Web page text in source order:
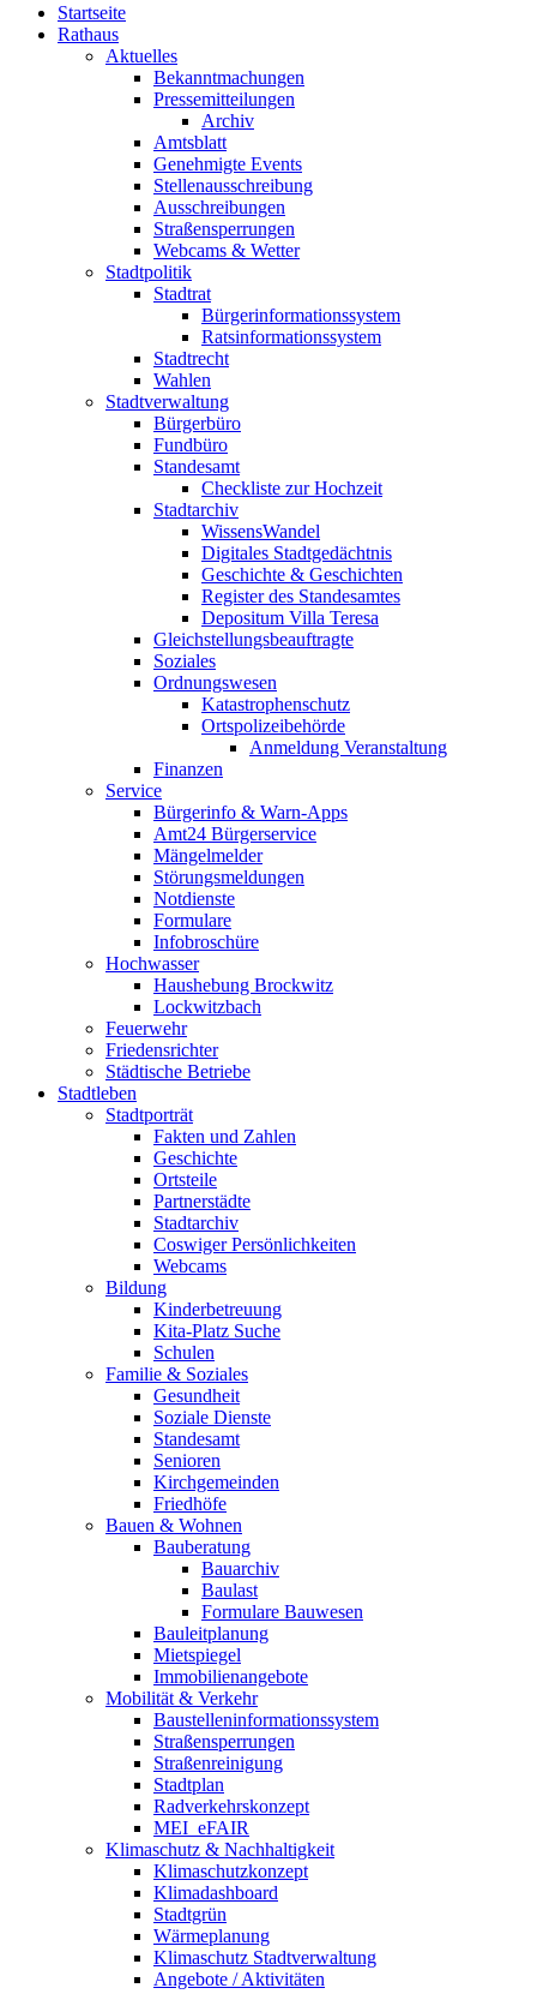
Startseite
Rathaus
Aktuelles
Bekanntmachungen
Pressemitteilungen
Archiv
Amtsblatt
Genehmigte Events
Stellenausschreibung
Ausschreibungen
Straßensperrungen
Webcams & Wetter
Stadtpolitik
Stadtrat
Bürgerinformationssystem
Ratsinformationssystem
Stadtrecht
Wahlen
Stadtverwaltung
Bürgerbüro
Fundbüro
Standesamt
Checkliste zur Hochzeit
Stadtarchiv
WissensWandel
Digitales Stadtgedächtnis
Geschichte & Geschichten
Register des Standesamtes
Depositum Villa Teresa
Gleichstellungsbeauftragte
Soziales
Ordnungswesen
Katastrophenschutz
Ortspolizeibehörde
Anmeldung Veranstaltung
Finanzen
Service
Bürgerinfo & Warn-Apps
Amt24 Bürgerservice
Mängelmelder
Störungsmeldungen
Notdienste
Formulare
Infobroschüre
Hochwasser
Haushebung Brockwitz
Lockwitzbach
Feuerwehr
Friedensrichter
Städtische Betriebe
Stadtleben
Stadtporträt
Fakten und Zahlen
Geschichte
Ortsteile
Partnerstädte
Stadtarchiv
Coswiger Persönlichkeiten
Webcams
Bildung
Kinderbetreuung
Kita-Platz Suche
Schulen
Familie & Soziales
Gesundheit
Soziale Dienste
Standesamt
Senioren
Kirchgemeinden
Friedhöfe
Bauen & Wohnen
Bauberatung
Bauarchiv
Baulast
Formulare Bauwesen
Bauleitplanung
Mietspiegel
Immobilienangebote
Mobilität & Verkehr
Baustelleninformationssystem
Straßensperrungen
Straßenreinigung
Stadtplan
Radverkehrskonzept
MEI_eFAIR
Klimaschutz & Nachhaltigkeit
Klimaschutzkonzept
Klimadashboard
Stadtgrün
Wärmeplanung
Klimaschutz Stadtverwaltung
Angebote / Aktivitäten